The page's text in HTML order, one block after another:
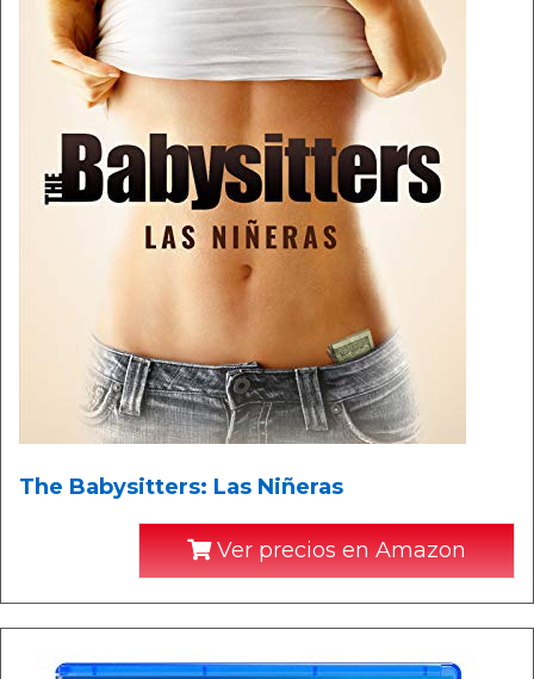
The Babysitters: Las Niñeras
Ver precios en Amazon